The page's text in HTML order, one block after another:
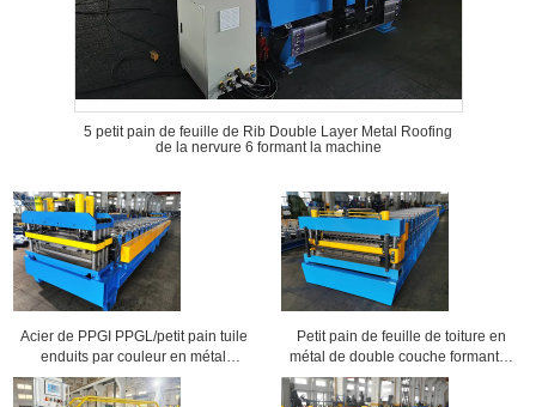
5 petit pain de feuille de Rib Double Layer Metal Roofing
de la nervure 6 formant la machine
Acier de PPGI PPGL/petit pain tuile
enduits par couleur en métal
formant la machine
Petit pain de feuille de toiture en
métal de double couche formant la
machine pour les feuilles ondulées
et 6 Rib Profile Sheets